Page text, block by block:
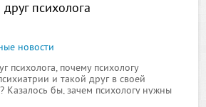
психолога
новости
психолога, почему психологу
и такой друг в своей
Казалось бы, зачем психологу нужны